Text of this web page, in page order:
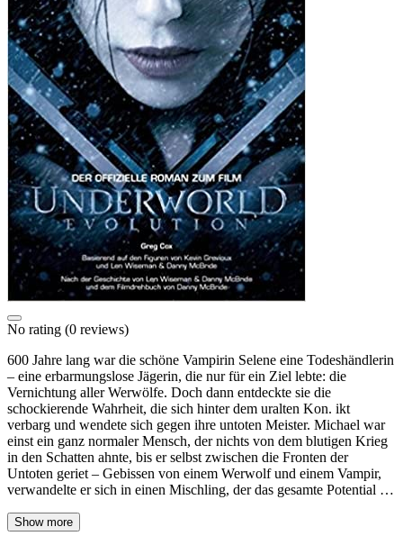
No rating (0 reviews)
600 Jahre lang war die schöne Vampirin Selene eine Todeshändlerin
– eine erbarmungslose Jägerin, die nur für ein Ziel lebte: die
Vernichtung aller Werwölfe. Doch dann entdeckte sie die
schockierende Wahrheit, die sich hinter dem uralten Kon. ikt
verbarg und wendete sich gegen ihre untoten Meister. Michael war
einst ein ganz normaler Mensch, der nichts von dem blutigen Krieg
in den Schatten ahnte, bis er selbst zwischen die Fronten der
Untoten geriet – Gebissen von einem Werwolf und einem Vampir,
verwandelte er sich in einen Mischling, der das gesamte Potential …
Show more